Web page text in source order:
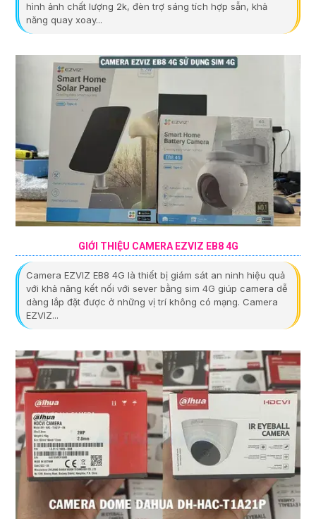
hình ảnh chất lượng 2k, đèn trợ sáng tích hợp sẵn, khả
năng quay xoay...
GIỚI THIỆU CAMERA EZVIZ EB8 4G
Camera EZVIZ EB8 4G là thiết bị giám sát an ninh hiệu quả
với khả năng kết nối với sever bằng sim 4G giúp camera dễ
dàng lắp đặt được ở những vị trí không có mạng. Camera
EZVIZ...